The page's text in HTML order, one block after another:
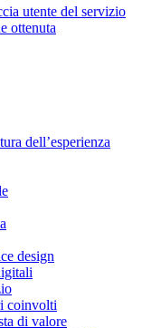
utente del servizio
ottenuta
dell’esperienza
design
coinvolti
di valore